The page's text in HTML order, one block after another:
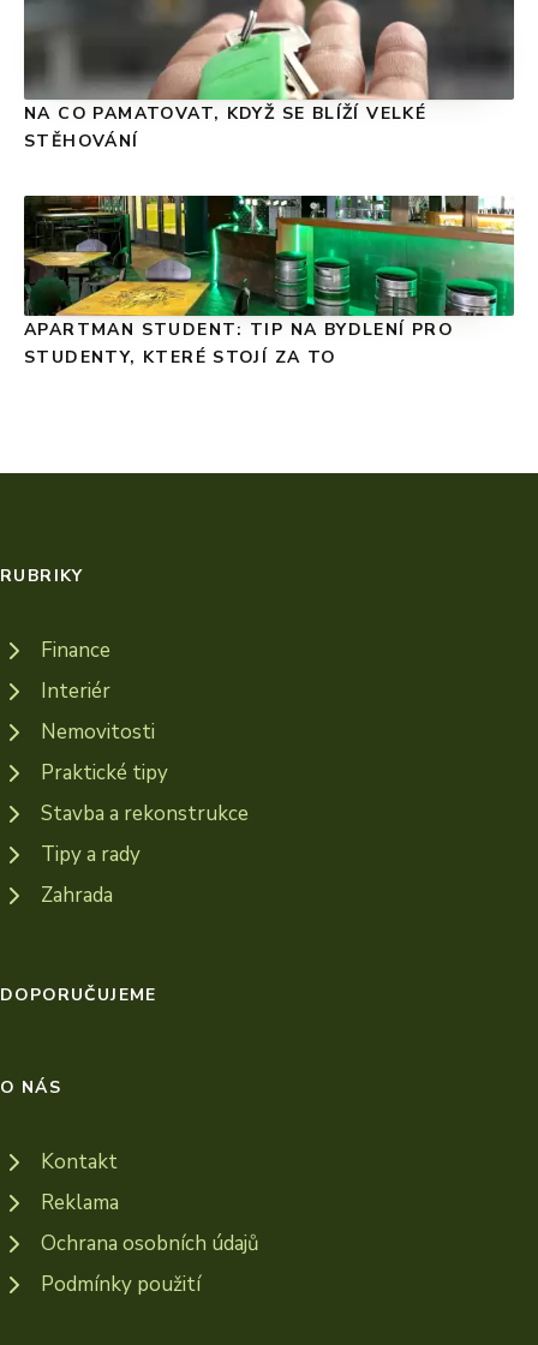
NA CO PAMATOVAT, KDYŽ SE BLÍŽÍ VELKÉ
STĚHOVÁNÍ
APARTMAN STUDENT: TIP NA BYDLENÍ PRO
STUDENTY, KTERÉ STOJÍ ZA TO
RUBRIKY
Finance
Interiér
Nemovitosti
Praktické tipy
Stavba a rekonstrukce
Tipy a rady
Zahrada
DOPORUČUJEME
O NÁS
Kontakt
Reklama
Ochrana osobních údajů
Podmínky použití